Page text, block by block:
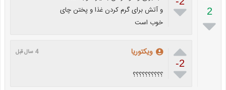
2


و آتش برای گرم کردن غذا و پختن چای
خوب است

-2

ویکتوریا 4 سال قبل
؟؟؟؟؟؟؟؟؟؟